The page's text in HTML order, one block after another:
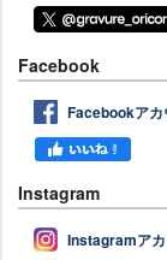
Facebook
Facebookアカ
Instagram
Instagramアカ